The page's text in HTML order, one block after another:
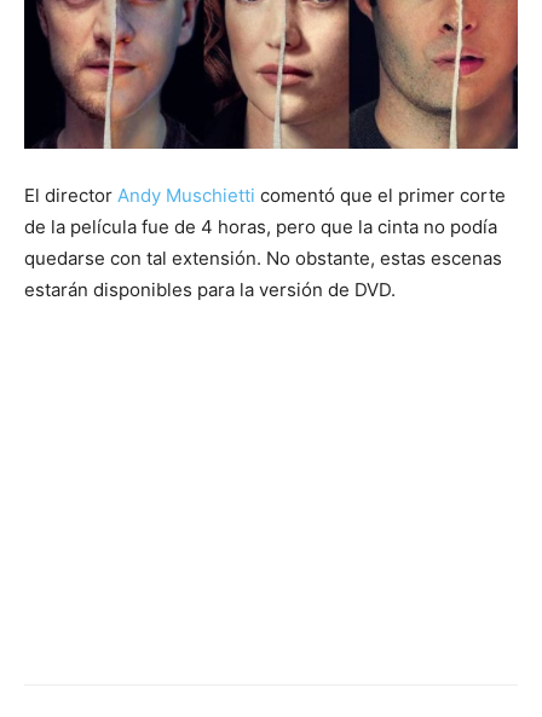
El director Andy Muschietti comentó que el primer corte
de la película fue de 4 horas, pero que la cinta no podía
quedarse con tal extensión. No obstante, estas escenas
estarán disponibles para la versión de DVD.